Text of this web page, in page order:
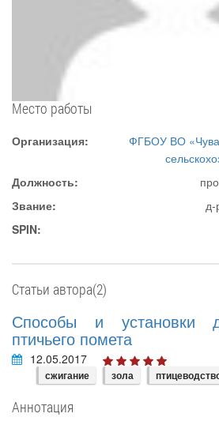
Место работы
Организация:
ФГБОУ ВО
Должность:
Звание:
д-
SPIN:
Статьи автора(2)
Способы и установки
птичьего помета
12.05.2017
сжигание зола
Аннотация